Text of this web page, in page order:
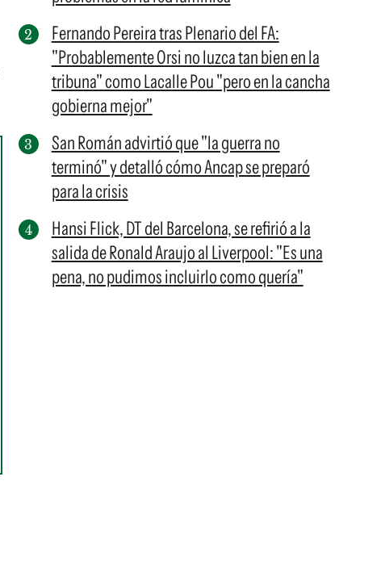
Fernando Pereira tras Plenario del FA:
"Probablemente Orsi no luzca tan bien en la
tribuna" como Lacalle Pou "pero en la cancha
gobierna mejor"
San Román advirtió que "la guerra no
terminó" y detalló cómo Ancap se preparó
para la crisis
Hansi Flick, DT del Barcelona, se refirió a la
salida de Ronald Araujo al Liverpool: "Es una
pena, no pudimos incluirlo como quería"